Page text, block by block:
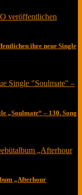
ihre neue Single
„Soulmate“ – 130. Song
„Afterhour